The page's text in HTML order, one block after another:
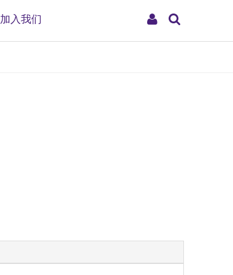
My
加入我们